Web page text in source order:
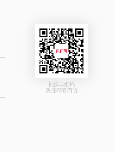
长按二维码
关注精彩内容